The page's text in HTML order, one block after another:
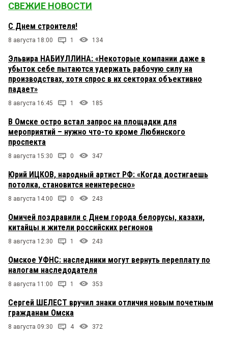
СВЕЖИЕ НОВОСТИ
С Днем строителя!
8 августа 18:00 1 134
Эльвира НАБИУЛЛИНА: «Некоторые компании даже в
убыток себе пытаются удержать рабочую силу на
производствах, хотя спрос в их секторах объективно
падает»
8 августа 16:45 1 185
В Омске остро встал запрос на площадки для
мероприятий – нужно что-то кроме Любинского
проспекта
8 августа 15:30 0 347
Юрий ИЦКОВ, народный артист РФ: «Когда достигаешь
потолка, становится неинтересно»
8 августа 14:00 0 243
Омичей поздравили с Днем города белорусы, казахи,
китайцы и жители российских регионов
8 августа 12:30 1 243
Омское УФНС: наследники могут вернуть переплату по
налогам наследодателя
8 августа 11:00 1 353
Сергей ШЕЛЕСТ вручил знаки отличия новым почетным
гражданам Омска
8 августа 09:30 4 372